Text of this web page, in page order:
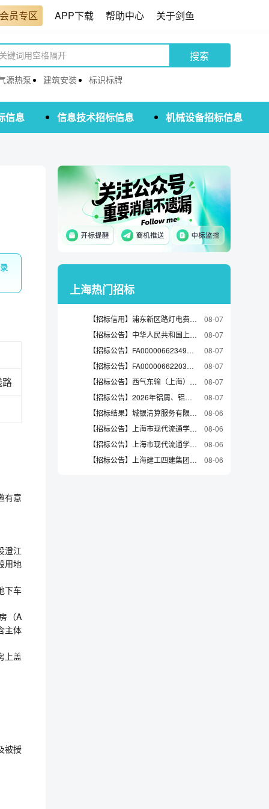
会员专区 APP下载 帮助中心 关于剑鱼
搜索
源热泵 建筑安装 标识标牌
信息 信息技术招标信息 机械设备招标信息
有意
澄江
用地
下车
（A
主体
上盖
被授
上海热门招标
【招标信用】浦东新区路灯电费及运维费-日常维护（2026年川沙）的合同公告
08-07
【招标公告】中华人民共和国上海机场出入境边防检查站智能验讫章柜采购项目竞争性磋商公告
08-07
【招标公告】FA00000662349振华重工总部采购中心/各单位耐火电缆一批(1002001716，1689，1693项目)小南通,总司,长兴谈判采购公告
08-07
【招标公告】FA00000662203振华重工总司1000059483电源
08-07
【招标公告】西气东输（上海）管道工程技术有限责任公司社会食堂餐饮服务采购项目-非招标公告
08-07
【招标公告】2026年铝屑、铝废料询价通知
08-07
【招标结果】城银清算服务有限责任公司2026年应用系统信创改造硬件负载均衡项目的中标候选人公示
08-06
【招标公告】上海市现代流通学校操作实践载体建设服务项目招标公告
08-06
【招标公告】上海市现代流通学校数字创意产训一体化能力图谱资源服务项目招标公告
08-06
【招标公告】上海建工四建集团第二工程公司上海建工四建集团第二工程公司市东医院新江湾院区建设工程项目电焊工劳务采购招标竞争性谈判公告
08-06